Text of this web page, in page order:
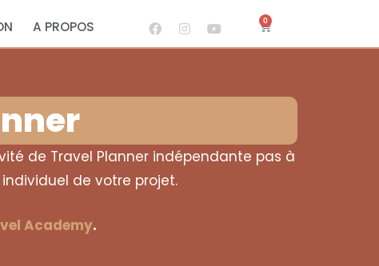
A PROPOS 0
de Travel Planner indépendante pas à
de votre projet.
Academy.